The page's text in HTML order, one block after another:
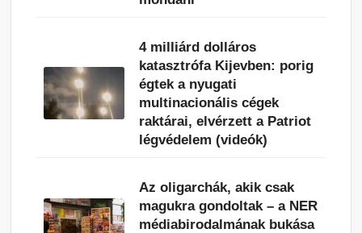
4 milliárd dolláros
katasztrófa Kijevben: porig
égtek a nyugati
multinacionális cégek
raktárai, elvérzett a Patriot
légvédelem (videók)
Az oligarchák, akik csak
magukra gondoltak – a NER
médiabirodalmának bukása